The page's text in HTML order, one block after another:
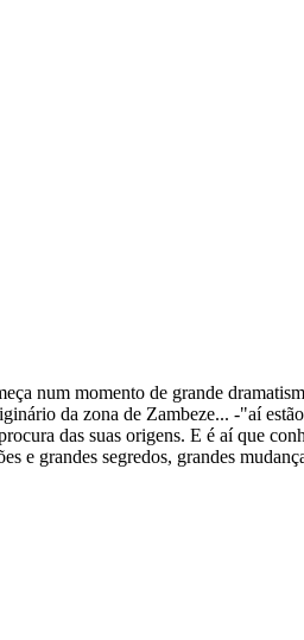
num momento de grande
da zona de Zambeze... -"aí
das suas origens. E é aí que
e grandes segredos, grandes